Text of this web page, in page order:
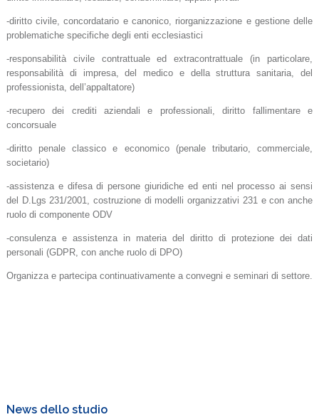
-diritto civile, concordatario e canonico, riorganizzazione e gestione delle
problematiche specifiche degli enti ecclesiastici
-responsabilità civile contrattuale ed extracontrattuale (in particolare,
responsabilità di impresa, del medico e della struttura sanitaria, del
professionista, dell’appaltatore)
-recupero dei crediti aziendali e professionali,diritto fallimentare e
concorsuale
-diritto penale classico e economico
(penale tributario, commerciale,
societario)
-assistenza e difesa di persone giuridiche ed enti nel processo ai sensi
del D.Lgs 231/2001, costruzione di modelli organizzativi 231 e con anche
ruolo di componente ODV
-consulenza e assistenza in materia del diritto di protezione dei dati
personali (GDPR, con anche ruolo di DPO)
Organizza e partecipa continuativamente a convegni e seminari di settore.
News dello studio